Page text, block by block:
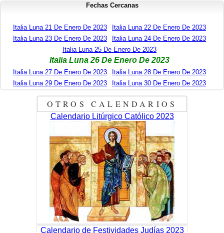
Fechas Cercanas
Italia Luna 21 De Enero De 2023
Italia Luna 22 De Enero De 2023
Italia Luna 23 De Enero De 2023
Italia Luna 24 De Enero De 2023
Italia Luna 25 De Enero De 2023
Italia Luna 26 De Enero De 2023
Italia Luna 27 De Enero De 2023
Italia Luna 28 De Enero De 2023
Italia Luna 29 De Enero De 2023
Italia Luna 30 De Enero De 2023
OTROS CALENDARIOS
Calendario Litúrgico Católico 2023
Calendario de Festividades Judías 2023